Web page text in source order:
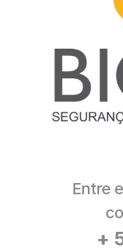
Entre
+